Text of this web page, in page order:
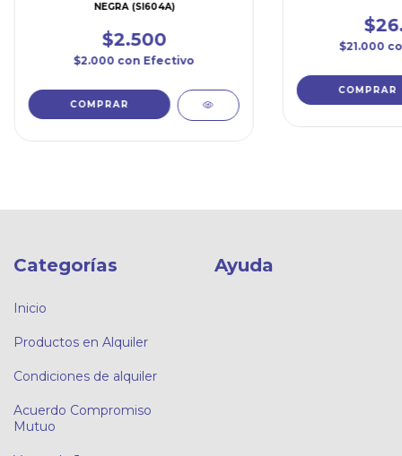
NEGRA (SI604A)
$2.500
$2.000 con Efectivo
$21.000
Categorías
Inicio
Productos en Alquiler
Condiciones de alquiler
Acuerdo Compromiso
Mutuo
Ayuda